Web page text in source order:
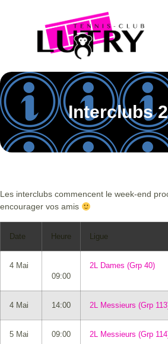
Interclubs
Les interclubs commencent le week-end
encourager vos amis
Date Heure Ligue
4 Mai
09:00
2L Dames (Grp 40)
4 Mai 14:00 2L Messieurs (Grp
5 Mai 09:00 2L Messieurs (Grp